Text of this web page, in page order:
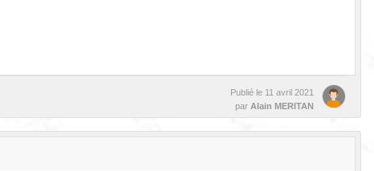
Publié le 11 avril 2021
par Alain MERITAN